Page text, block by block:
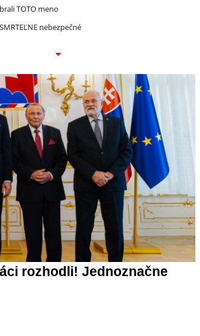
TOTO meno
nebezpečné
rozhodli! Jednoznačne